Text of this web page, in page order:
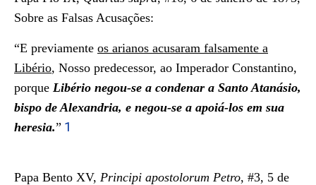
Sobre as Falsas Acusações:
“E previamente os arianos acusaram falsamente a
Libério, Nosso predecessor, ao Imperador Constantino,
porque Libério negou-se a condenar a Santo Atanásio,
bispo de Alexandria, e negou-se a apoiá-los em sua
heresia.” 1
Papa Bento XV, Principi apostolorum Petro, #3, 5 de